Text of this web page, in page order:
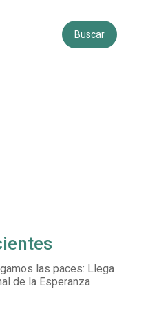
las paces: Llega
de la Esperanza